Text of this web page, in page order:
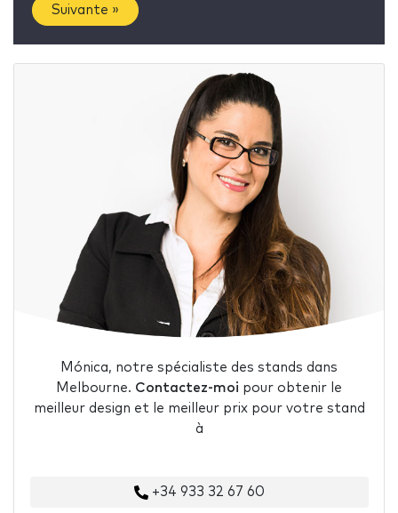
Suivante »
Mónica, notre spécialiste des stands dans
Melbourne. Contactez-moi pour obtenir le
meilleur design et le meilleur prix pour votre stand
à
+34 933 32 67 60